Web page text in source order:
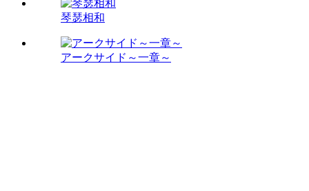
琴瑟相和
アークサイド～一章～